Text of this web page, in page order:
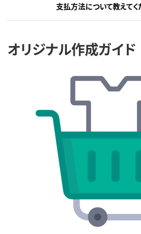
支払方法について教えてく
オリジナル作成ガイド